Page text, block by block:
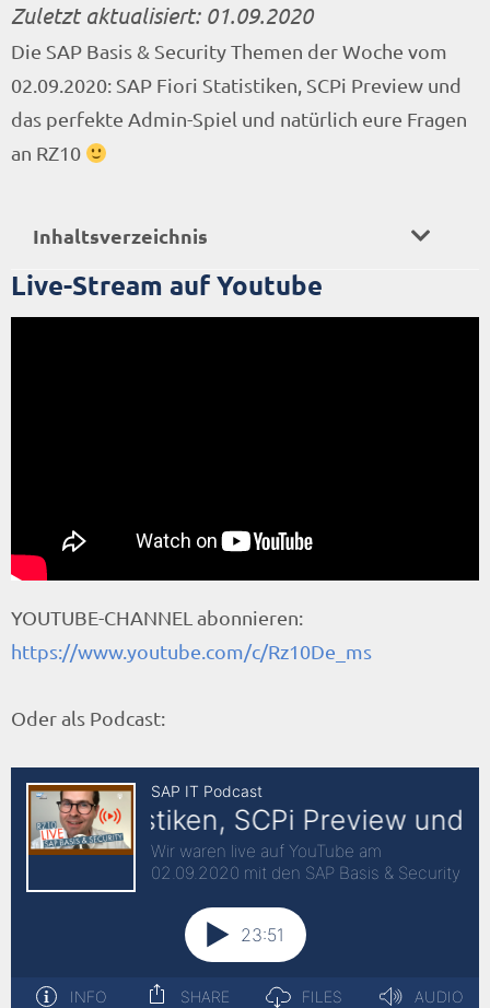
Zuletzt aktualisiert: 01.09.2020
Die SAP Basis & Security Themen der Woche vom
02.09.2020: SAP Fiori Statistiken, SCPi Preview und
das perfekte Admin-Spiel und natürlich eure Fragen
an RZ10
Inhaltsverzeichnis
Live-Stream auf Youtube
YOUTUBE-CHANNEL abonnieren:
https://www.youtube.com/c/Rz10De_ms
Oder als Podcast: